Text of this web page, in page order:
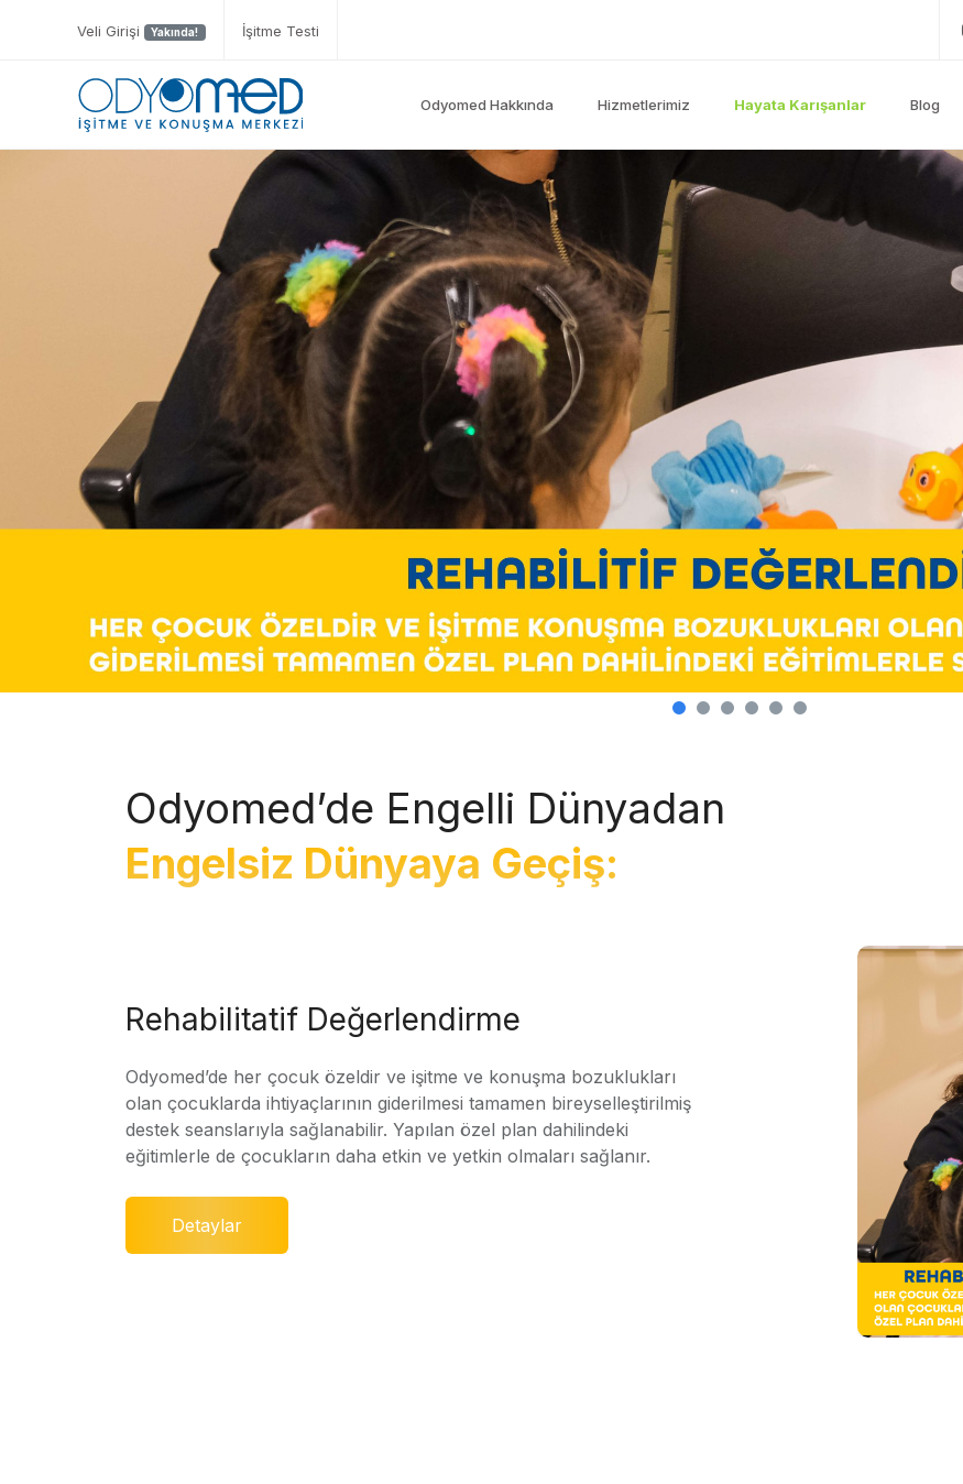
Veli Girişi Yakında! İşitme Testi
Odyomed Hakkında Hizmetlerimiz Hayata Karışanlar Blog
Odyomed’de Engelli Dünyadan
Engelsiz Dünyaya Geçiş:
Rehabilitatif Değerlendirme
Odyomed’de her çocuk özeldir ve işitme ve konuşma bozuklukları
olan çocuklarda ihtiyaçlarının giderilmesi tamamen bireyselleştirilmiş
destek seanslarıyla sağlanabilir. Yapılan özel plan dahilindeki
eğitimlerle de çocukların daha etkin ve yetkin olmaları sağlanır.
Detaylar